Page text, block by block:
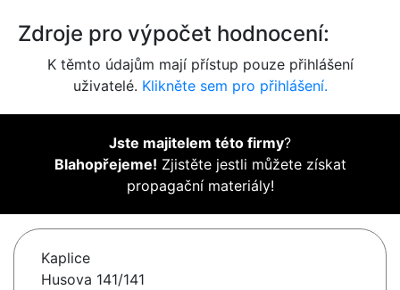
Zdroje pro výpočet hodnocení:
K těmto údajům mají přístup pouze přihlášení
uživatelé. Klikněte sem pro přihlášení.
Jste majitelem této firmy?
Blahopřejeme! Zjistěte jestli můžete získat
propagační materiály!
Kaplice
Husova 141/141